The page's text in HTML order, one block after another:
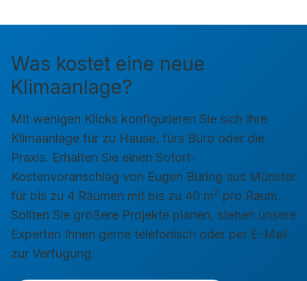
Was kostet eine neue
Klimaanlage?
Mit wenigen Klicks konfigurieren Sie sich Ihre
Klimaanlage für zu Hause, fürs Büro oder die
Praxis. Erhalten Sie einen Sofort-
Kostenvoranschlag von Eugen Büring aus Münster
für bis zu 4 Räumen mit bis zu 40 m2 pro Raum.
Sollten Sie größere Projekte planen, stehen unsere
Experten Ihnen gerne telefonisch oder per E-Mail
zur Verfügung.